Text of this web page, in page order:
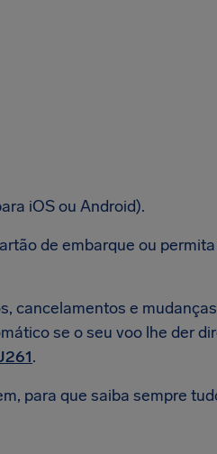
iOS ou Android).
de embarque ou
cancelamentos e
se o seu voo lhe der
.
para que saiba sempre